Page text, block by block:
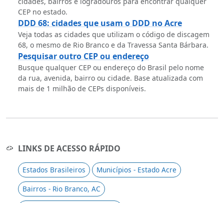
CEP no estado.
DDD 68: cidades que usam o DDD no Acre
Veja todas as cidades que utilizam o código de discagem
68, o mesmo de Rio Branco e da Travessa Santa Bárbara.
Pesquisar outro CEP ou endereço
Busque qualquer CEP ou endereço do Brasil pelo nome
da rua, avenida, bairro ou cidade. Base atualizada com
mais de 1 milhão de CEPs disponíveis.
LINKS DE ACESSO RÁPIDO
Estados Brasileiros
Municípios - Estado Acre
Bairros - Rio Branco, AC